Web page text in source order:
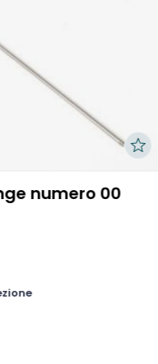
numero 00